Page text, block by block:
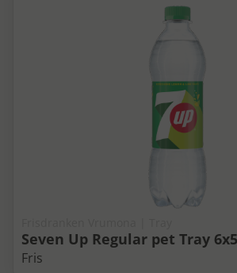
Seven Up Regular pet Tray
Fris